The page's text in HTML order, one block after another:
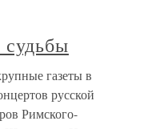
судьбы
газеты в
русской
Римского-